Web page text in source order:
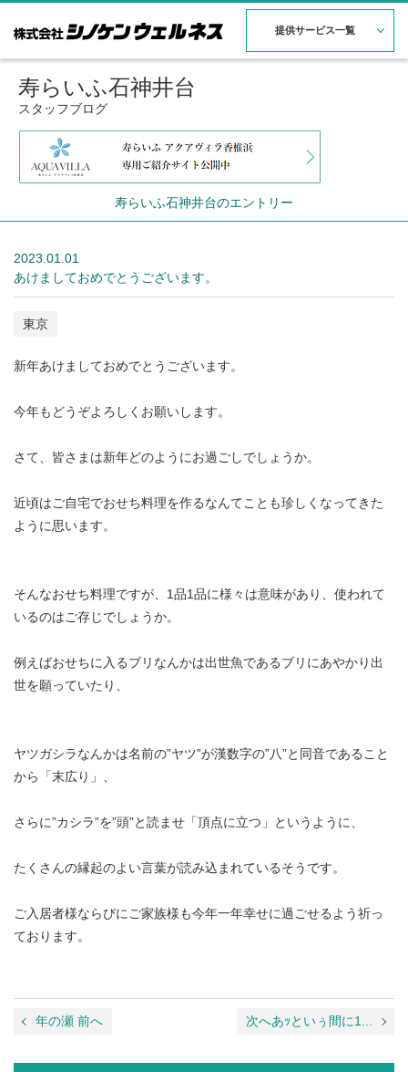
提供サービス一覧
寿らいふ石神井台
スタッフブログ
寿らいふ石神井台のエントリー
2023.01.01
あけましておめでとうございます。
東京
新年あけましておめでとうございます。
今年もどうぞよろしくお願いします。
さて、皆さまは新年どのようにお過ごしでしょうか。
近頃はご自宅でおせち料理を作るなんてことも珍しくなってきた
ように思います。
そんなおせち料理ですが、1品1品に様々は意味があり、使われて
いるのはご存じでしょうか。
例えばおせちに入るブリなんかは出世魚であるブリにあやかり出
世を願っていたり、
ヤツガシラなんかは名前の”ヤツ”が漢数字の”八”と同音であること
から「末広り」、
さらに”カシラ”を”頭”と読ませ「頂点に立つ」というように、
たくさんの縁起のよい言葉が読み込まれているそうです。
ご入居者様ならびにご家族様も今年一年幸せに過ごせるよう祈っ
ております。
年の瀬 前へ 次へあｯといぅ間に1...